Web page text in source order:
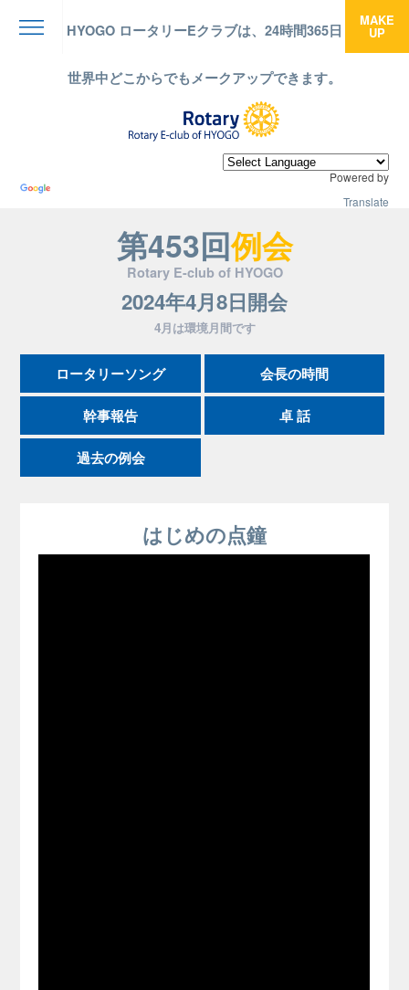
HYOGO ロータリーEクラブは、24時間365日
世界中どこからでもメークアップできます。
MAKE
UP
Powered by
Translate
第453回例会
Rotary E-club of HYOGO
2024年4月8日開会
4月は環境月間です
ロータリーソング 会長の時間
幹事報告 卓 話
過去の例会
はじめの点鐘